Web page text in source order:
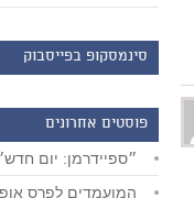
סינמסקופ בפייסבוק
פוסטים אחרונים
״ספיידרמן: יום